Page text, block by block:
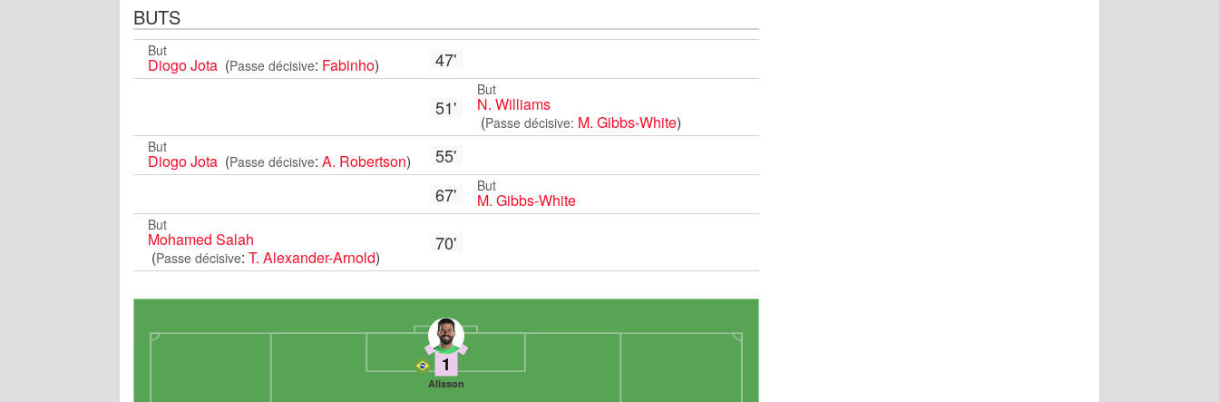
BUTS
But
Diogo Jota (Passe décisive: Fabinho) 47'
51'
But
N. Williams
(Passe décisive: M. Gibbs-White)
But
Diogo Jota (Passe décisive: A. Robertson)
55'
67'
But
M. Gibbs-White
But
Mohamed Salah
(Passe décisive: T. Alexander-Arnold)
70'
1
Alisson